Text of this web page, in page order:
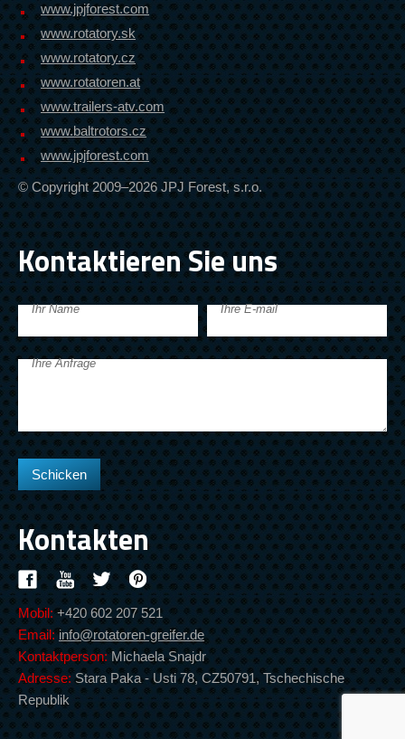
www.jpjforest.com
www.rotatory.sk
www.rotatory.cz
www.rotatoren.at
www.trailers-atv.com
www.baltrotors.cz
www.jpjforest.com
© Copyright 2009–2026 JPJ Forest, s.r.o.
Kontaktieren Sie uns
Ihr Name Ihre E-mail
Ihre Anfrage
Kontakten
Mobil:+420 602 207 521
Email: info@rotatoren-greifer.de
Kontaktperson:Michaela Snajdr
Adresse: Stara Paka - Usti 78, CZ50791, Tschechische
Republik